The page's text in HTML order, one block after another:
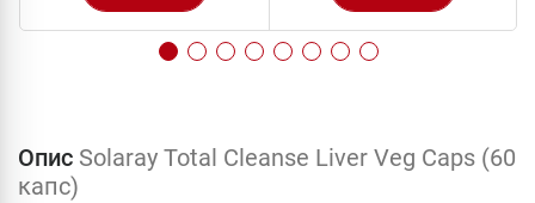
Опис Solaray Total Cleanse Liver Veg Caps (60
капс)